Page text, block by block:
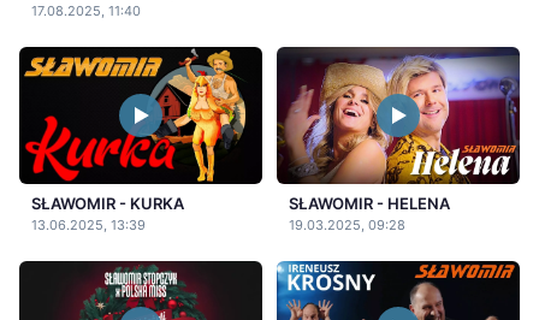
17.08.2025, 11:40
SŁAWOMIR - KURKA
13.06.2025, 13:39
SŁAWOMIR - HELENA
19.03.2025, 09:28